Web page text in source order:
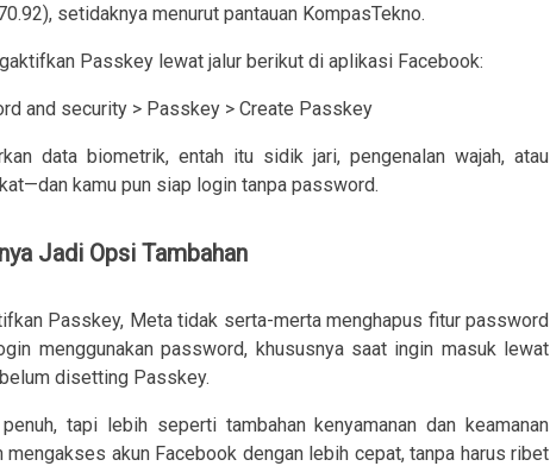
setidaknya menurut pantauan KompasTekno.
Passkey lewat jalur berikut di aplikasi Facebook:
and security > Passkey > Create Passkey
data biometrik, entah itu sidik jari, pengenalan wajah, atau
kamu pun siap login tanpa password.
Jadi Opsi Tambahan
Passkey, Meta tidak serta-merta menghapus fitur password
menggunakan password, khususnya saat ingin masuk lewat
disetting Passkey.
tapi lebih seperti tambahan kenyamanan dan keamanan
akun Facebook dengan lebih cepat, tanpa harus ribet